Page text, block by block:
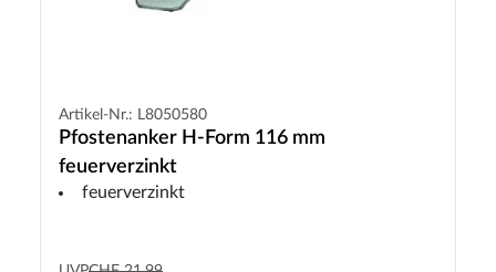
Artikel-Nr.: L8050580
Pfostenanker H-Form 116 mm
feuerverzinkt
feuerverzinkt